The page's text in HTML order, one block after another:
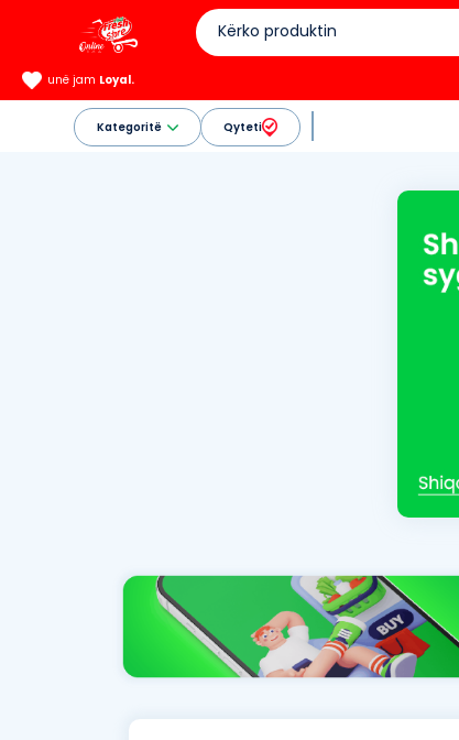
unë jam Loyal.
Kategoritë Qyteti